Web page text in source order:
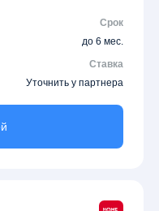
Срок
до 6 мес.
Ставка
Уточнить у партнера